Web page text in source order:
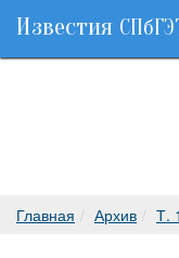
Известия
Главная Архив Т.